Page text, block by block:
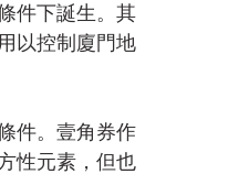
件下誕生。其
以控制廈門地
件。壹角券作
性元素，但也